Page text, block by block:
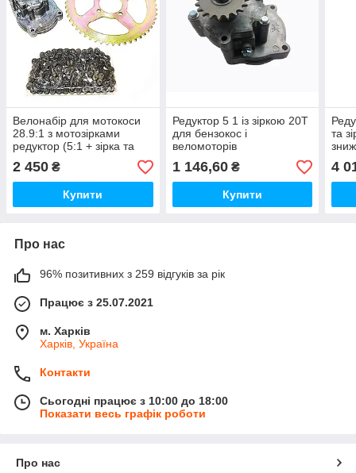
Велонабір для мотокоси
28.9:1 з мотозірками
редуктор (5:1 + зірка та
ланцюг)
2 450 ₴
Купити
Редуктор 5 1 із зіркою 20T
для бензокос і
веломоторів
1 146,60₴
Купити
та
4
Про нас
96% позитивних з 259 відгуків за рік
Працює з 25.07.2021
м. Харків
Харків, Україна
Контакти
Сьогодні працює з 10:00 до 18:00
Показати весь графік роботи
Про нас